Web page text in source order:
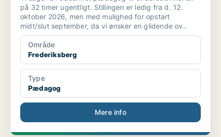
på 32 timer ugentligt. Stillingen er ledig fra d. 12.
oktober 2026, men med mulighed for opstart
midt/slut september, da vi ønsker en glidende ov..
Område
Frederiksberg
Type
Pædagog
Mere info